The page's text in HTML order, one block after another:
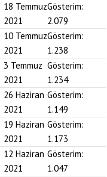
18 Temmuz
2021
Gösterim:
2.079
10 Temmuz
2021
Gösterim:
1.238
3 Temmuz
2021
Gösterim:
1.234
26 Haziran
2021
Gösterim:
1.149
19 Haziran
2021
Gösterim:
1.173
12 Haziran
2021
Gösterim:
1.047